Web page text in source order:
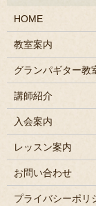
HOME
教室案内
グランパギター教
講師紹介
入会案内
レッスン案内
お問い合わせ
プライバシーポリ